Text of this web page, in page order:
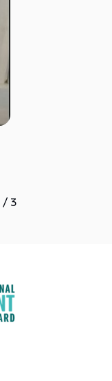
/ 3